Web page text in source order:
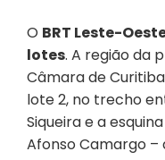
O BRT Leste-
lotes. A região da
Câmara de
lote 2, no trecho
Siqueira e a
Afonso Camargo –